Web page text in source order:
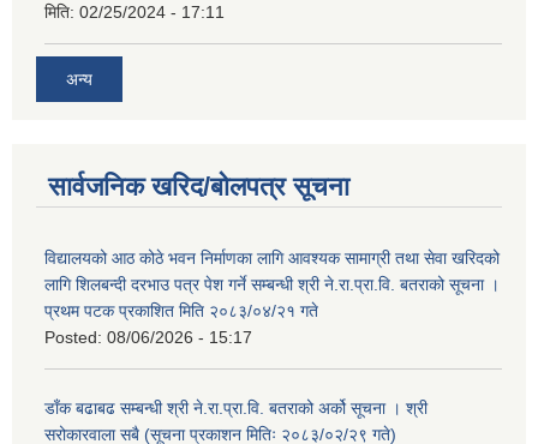
मिति: 02/25/2024 - 17:11
अन्य
सार्वजनिक खरिद/बोलपत्र सूचना
विद्यालयको आठ कोठे भवन निर्माणका लागि आवश्यक सामाग्री तथा सेवा खरिदको
लागि शिलबन्दी दरभाउ पत्र पेश गर्ने सम्बन्धी श्री ने.रा.प्रा.वि. बतराको सूचना ।
प्रथम पटक प्रकाशित मिति २०८३/०४/२१ गते
Posted: 08/06/2026 - 15:17
डाँक बढाबढ सम्बन्धी श्री ने.रा.प्रा.वि. बतराको अर्को सूचना । श्री
सरोकारवाला सबै (सूचना प्रकाशन मितिः २०८३/०२/२९ गते)